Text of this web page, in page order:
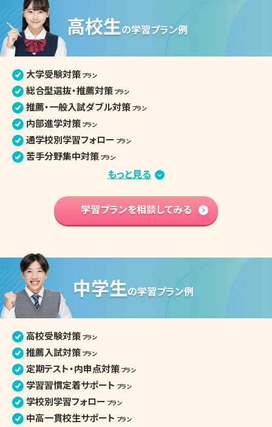
高校生の学習プラン例
大学受験対策 プラン
総合型選抜・推薦対策 プラン
推薦・一般入試ダブル対策 プラン
内部進学対策 プラン
通学校別学習フォロー プラン
苦手分野集中対策 プラン
定期テスト・評定対策プラン
部活との両立 プラン
学習内容 基礎固め プラン
高校入学準備 プラン
高校生の個別指導詳細
もっと見る
学習プランを相談してみる
中学生の学習プラン例
高校受験対策 プラン
推薦入試対策 プラン
定期テスト・内申点対策 プラン
学習習慣定着サポート プラン
学校別学習フォロー プラン
中高一貫校生サポート プラン